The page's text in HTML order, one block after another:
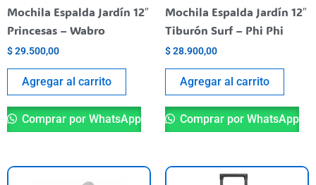
Mochila Espalda Jardín 12″
Princesas – Wabro
$29.500,00
Agregar al carrito
Comprar por WhatsApp
Mochila Espalda Jardín 12″
Tiburón Surf – Phi Phi
$28.900,00
Agregar al carrito
Comprar por WhatsApp